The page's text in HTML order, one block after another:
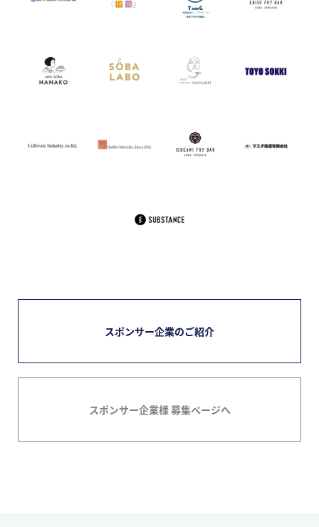
スポンサー企業のご紹介
スポンサー企業様 募集ページへ